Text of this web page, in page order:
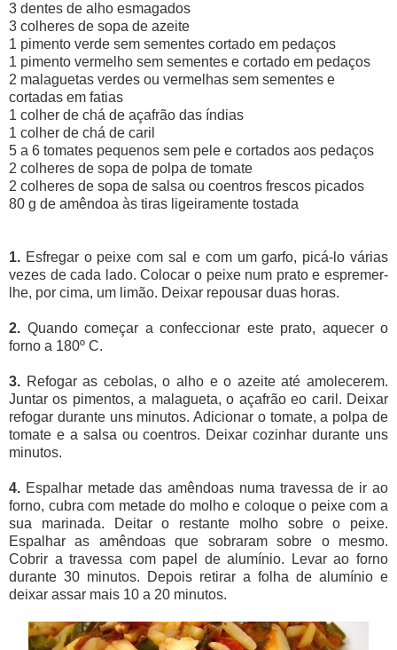
3 dentes de alho esmagados
3 colheres de sopa de azeite
1 pimento verde sem sementes cortado em pedaços
1 pimento vermelho sem sementes e cortado em pedaços
2 malaguetas verdes ou vermelhas sem sementes e
cortadas em fatias
1 colher de chá de açafrão das índias
1 colher de chá de caril
5 a 6 tomates pequenos sem pele e cortados aos pedaços
2 colheres de sopa de polpa de tomate
2 colheres de sopa de salsa ou coentros frescos picados
80 g de amêndoa às tiras ligeiramente tostada
1. Esfregar o peixe com sal e com um garfo, picá-lo várias
vezes de cada lado. Colocar o peixe num prato e espremer-
lhe, por cima, um limão. Deixar repousar duas horas.
2. Quando começar a confeccionar este prato, aquecer o
forno a 180º C.
3. Refogar as cebolas, o alho e o azeite até amolecerem.
Juntar os pimentos, a malagueta, o açafrão eo caril. Deixar
refogar durante uns minutos. Adicionar o tomate, a polpa de
tomate e a salsa ou coentros. Deixar cozinhar durante uns
minutos.
4. Espalhar metade das amêndoas numa travessa de ir ao
forno, cubra com metade do molho e coloque o peixe com a
sua marinada. Deitar o restante molho sobre o peixe.
Espalhar as amêndoas que sobraram sobre o mesmo.
Cobrir a travessa com papel de alumínio. Levar ao forno
durante 30 minutos. Depois retirar a folha de alumínio e
deixar assar mais 10 a 20 minutos.